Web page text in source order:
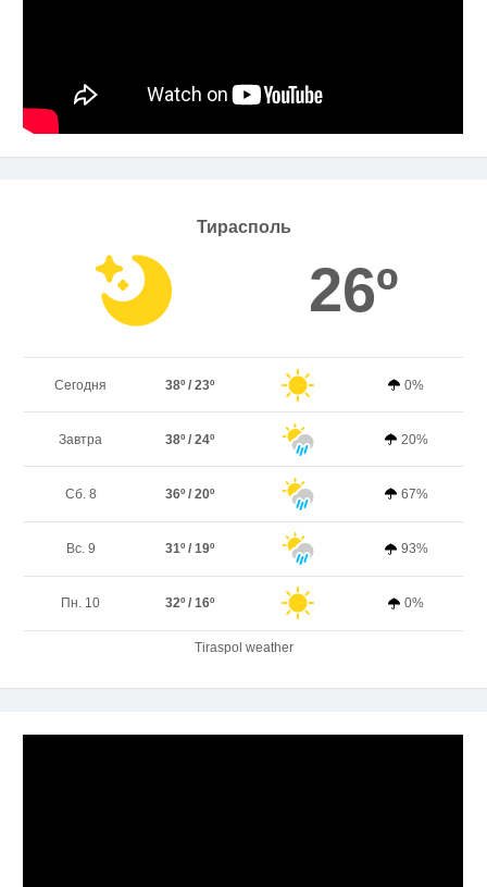
Тирасполь
26º
Сегодня 38º / 23º 0%
Завтра 38º / 24º 20%
Сб. 8 36º / 20º 67%
Вс. 9 31º / 19º 93%
Пн. 10 32º / 16º 0%
Tiraspol weather